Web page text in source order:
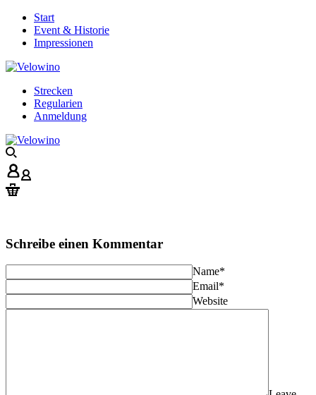
Start
Event & Historie
Impressionen
Strecken
Regularien
Anmeldung
Schreibe einen Kommentar
Name*
Email*
Website